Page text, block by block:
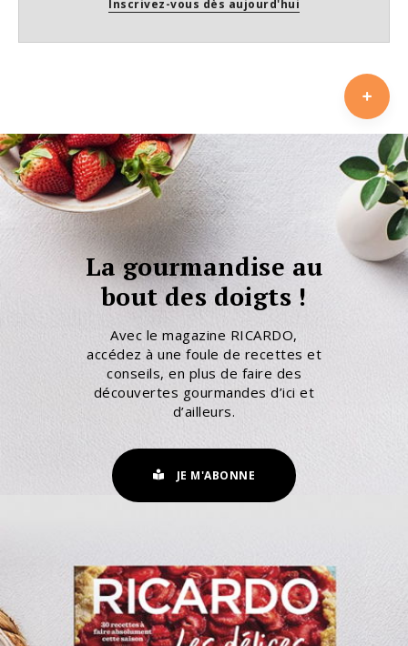
Inscrivez-vous dès aujourd'hui
La gourmandise au
bout des doigts !
Avec le magazine RICARDO,
accédez à une foule de recettes et
conseils, en plus de faire des
découvertes gourmandes d’ici et
d’ailleurs.
JE M'ABONNE